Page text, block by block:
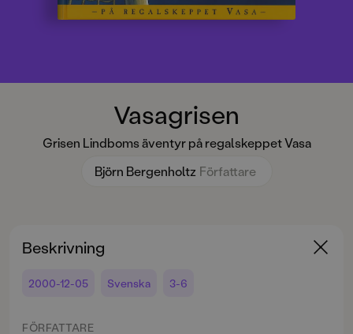
Vasagrisen
Grisen Lindboms äventyr på regalskeppet Vasa
Björn Bergenholtz Författare
Beskrivning
2000-12-05 Svenska 3-6
FÖRFATTARE